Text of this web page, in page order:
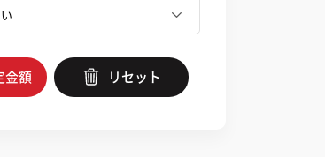
金額 リセット